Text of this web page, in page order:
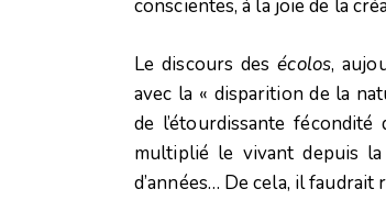
conscientes, à la joie de la
Le discours desécolos,
avec la « disparition de la
de l’étourdissante
multiplié le vivant depuis
d’années… De cela, il